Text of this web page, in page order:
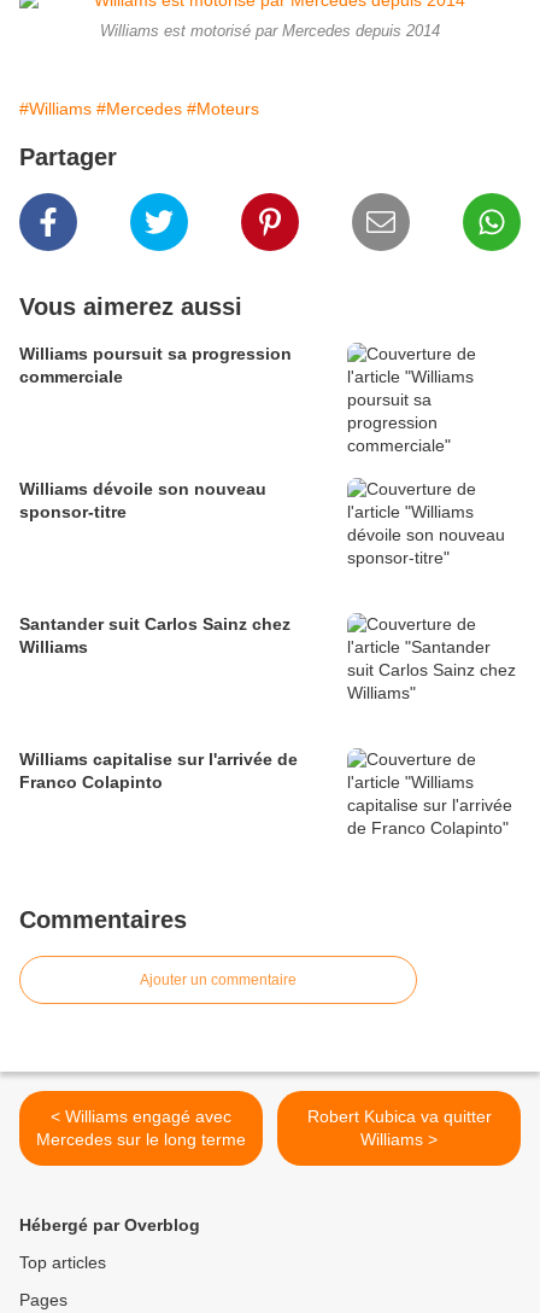
Williams est motorisé par Mercedes depuis 2014
#Williams #Mercedes #Moteurs
Partager
Vous aimerez aussi
Williams poursuit sa progression
commerciale
Williams dévoile son nouveau
sponsor-titre
Santander suit Carlos Sainz chez
Williams
Williams capitalise sur l'arrivée de
Franco Colapinto
Commentaires
Ajouter un commentaire
< Williams engagé avec
Mercedes sur le long terme
Robert Kubica va quitter
Williams >
Hébergé par Overblog
Top articles
Pages